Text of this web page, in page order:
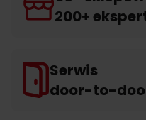
200+
Serwis
door-to-